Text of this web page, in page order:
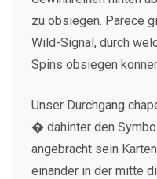
zu obsiegen. Parece
Wild-Signal, durch
Spins obsiegen
Unser Durchgang
� dahinter den
angebracht sein
einander in der mitte